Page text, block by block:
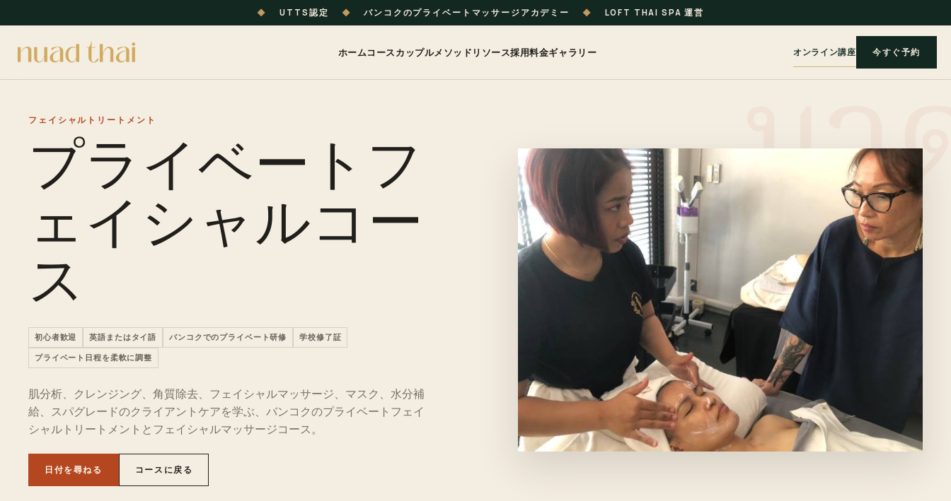
◆ UTTS認定 ◆ バンコクのプライベートマッサージアカデミー ◆ LOFT THAI SPA 運営
ホームコースカップルメソッド リソース採用料金ギャラリー オンライン講座 今すぐ予約
フェイシャルトリートメント
プライベートフ
ェイシャルコー
ス
初心者歓迎 英語またはタイ語 バンコクでのプライベート研修 学校修了証
プライベート日程を柔軟に調整
肌分析、クレンジング、角質除去、フェイシャルマッサージ、マスク、水分補
給、スパグレードのクライアントケアを学ぶ、バンコクのプライベートフェイ
シャルトリートメントとフェイシャルマッサージコース。
日付を尋ねる コースに戻る